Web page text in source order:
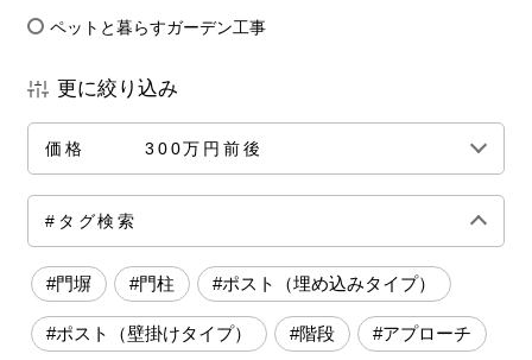
ペットと暮らすガーデン工事
更に絞り込み
価格 300万円前後
全ての価格帯
150万円前後 200万円前後 250万円前後
300万円前後 500万円～
#タグ検索
#門塀 #門柱 #ポスト（埋め込みタイプ）
#ポスト（壁掛けタイプ） #階段 #アプローチ